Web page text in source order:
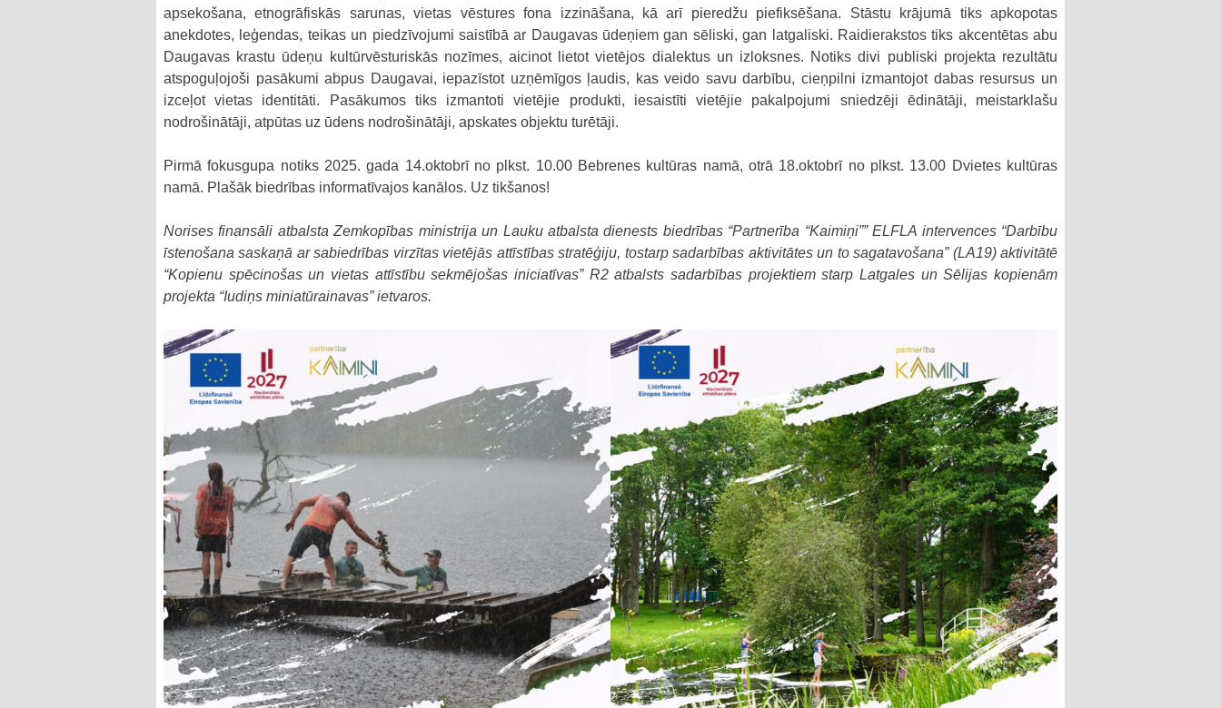
apsekošana, etnogrāfiskās sarunas, vietas vēstures fona izzināšana, kā arī pieredžu piefiksēšana. Stāstu krājumā tiks apkopotas
anekdotes, leģendas, teikas un piedzīvojumi saistībā ar Daugavas ūdeņiem gan sēliski, gan latgaliski. Raidierakstos tiks akcentētas abu
Daugavas krastu ūdeņu kultūrvēsturiskās nozīmes, aicinot lietot vietējos dialektus un izloksnes. Notiks divi publiski projekta rezultātu
atspoguļojoši pasākumi abpus Daugavai, iepazīstot uzņēmīgos ļaudis, kas veido savu darbību, cieņpilni izmantojot dabas resursus un
izceļot vietas identitāti. Pasākumos tiks izmantoti vietējie produkti, iesaistīti vietējie pakalpojumi sniedzēji ēdinātāji, meistarklašu
nodrošinātāji, atpūtas uz ūdens nodrošinātāji, apskates objektu turētāji.
Pirmā fokusgupa notiks 2025. gada 14.oktobrī no plkst. 10.00 Bebrenes kultūras namā, otrā 18.oktobrī no plkst. 13.00 Dvietes kultūras
namā. Plašāk biedrības informatīvajos kanālos. Uz tikšanos!
Norises finansāli atbalsta Zemkopības ministrija un Lauku atbalsta dienests biedrības “Partnerība “Kaimiņi”” ELFLA intervences “Darbību
īstenošana saskaņā ar sabiedrības virzītas vietējās attīstības stratēģiju, tostarp sadarbības aktivitātes un to sagatavošana” (LA19) aktivitātē
“Kopienu spēcinošas un vietas attīstību sekmējošas iniciatīvas” R2 atbalsts sadarbības projektiem starp Latgales un Sēlijas kopienām
projekta “Iudiņs miniatūrainavas” ietvaros.